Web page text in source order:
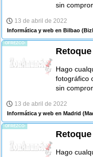
sin
13 de abril de 2022
Informática y web en Bilbao
-OFREZCO-
Hago
fotográfico
sin
13 de abril de 2022
Informática y web en Madrid
-OFREZCO-
Hago